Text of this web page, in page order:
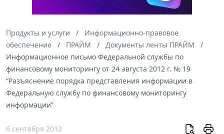
Продукты и услуги
Информационно-правовое
обеспечение
ПРАЙМ
Документы ленты ПРАЙМ
Информационное письмо Федеральной службы по
финансовому мониторингу от 24 августа 2012 г. № 19
“Разъяснение порядка представления информации в
Федеральную службу по финансовому мониторингу
информации”
6 сентября 2012